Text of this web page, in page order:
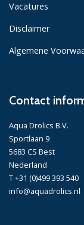
Vacatures
Disclaimer
Algemene
Contact
Aqua Drolics B.V.
Sportlaan 9
5683 CS Best
Nederland
T +31 (0)499 393 540
info@aquadrolics.nl